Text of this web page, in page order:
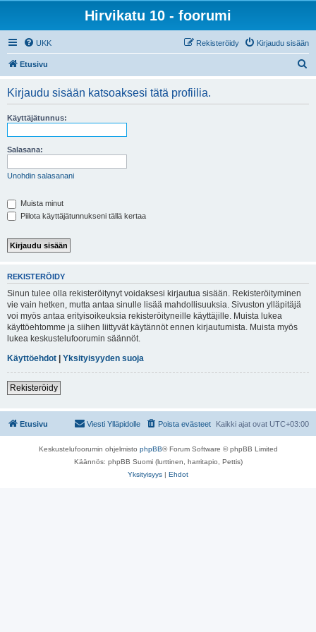
Hirvikatu 10 - foorumi
UKK Kirjaudu sisään
Rekisteröidy
Etusivu
Kirjaudu sisään katsoaksesi tätä profiilia.
Käyttäjätunnus:
Salasana:
Unohdin salasanani
Muista minut
Piilota käyttäjätunnukseni tällä kertaa
REKISTERÖIDY
Sinun tulee olla rekisteröitynyt voidaksesi kirjautua sisään. Rekisteröityminen
vie vain hetken, mutta antaa sinulle lisää mahdollisuuksia. Sivuston ylläpitäjä
voi myös antaa erityisoikeuksia rekisteröityneille käyttäjille. Muista lukea
käyttöehtomme ja siihen liittyvät käytännöt ennen kirjautumista. Muista myös
lukea keskustelufoorumin säännöt.
Käyttöehdot | Yksityisyyden suoja
Rekisteröidy
Etusivu Kaikki ajat ovat UTC+03:00
Poista evästeet
Viesti Ylläpidolle
Keskustelufoorumin ohjelmisto phpBB® Forum Software © phpBB Limited
Käännös: phpBB Suomi (lurttinen, harritapio, Pettis)
Yksityisyys | Ehdot